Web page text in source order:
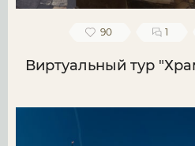
90 1
Виртуальный тур